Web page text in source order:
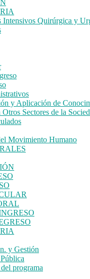
Intensivos Quirúrgica y
y Aplicación de
Sectores de la
Movimiento Humano
y Gestión
programa